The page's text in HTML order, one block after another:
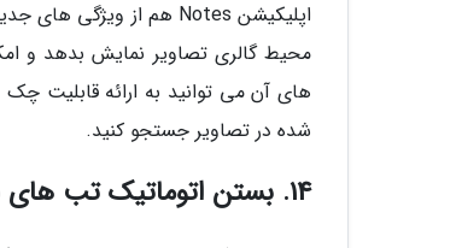
محیط گالری تصاویر نمایش بدهد و
های آن می توانید به ارائه قابلیت
شده در تصاویر جستجو کنید.
14. بستن اتوماتیک تب های بلااستفاده در سافاری